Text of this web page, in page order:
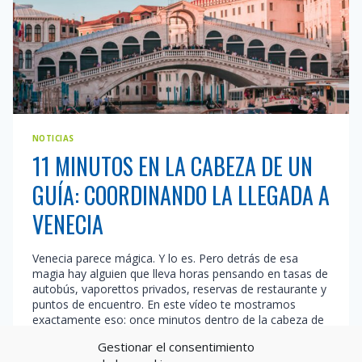
Gestionar el consentimiento
NOTICIAS
11 MINUTOS EN LA CABEZA DE UN
GUÍA: COORDINANDO LA LLEGADA A
VENECIA
Venecia parece mágica. Y lo es. Pero detrás de esa
magia hay alguien que lleva horas pensando en tasas de
autobús, vaporettos privados, reservas de restaurante y
puntos de encuentro. En este vídeo te mostramos
exactamente eso: once minutos dentro de la cabeza de